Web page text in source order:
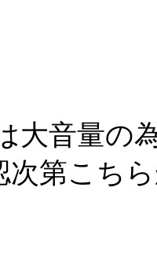
大音量の
次第こち